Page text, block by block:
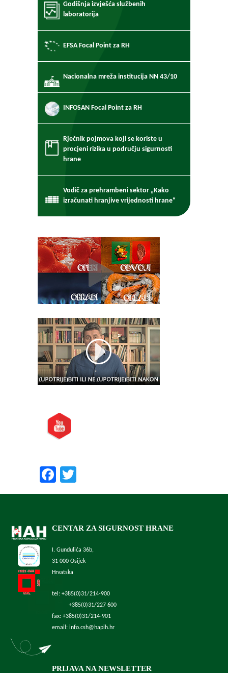
Godišnja izvješća službenih
laboratorija
EFSA Focal Point za RH
Nacionalna mreža institucija NN 43/10
INFOSAN Focal Point za RH
Rječnik pojmova koji se koriste u
procjeni rizika u području sigurnosti
hrane
Vodič za prehrambeni sektor „Kako
izračunati hranjive vrijednosti hrane“
Facebook
CENTAR ZA SIGURNOST HRANE
I. Gundulića 36b,
31 000 Osijek
Hrvatska
tel: +385(0)31/214-900
+385(0)31/227 600
fax: +385(0)31/214-901
email: info.csh@hapih.hr
PRIJAVA NA NEWSLETTER